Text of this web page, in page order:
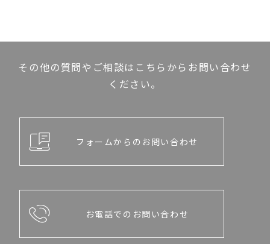
その他の質問やご相談はこちらからお問い合わせ
ください。
フォームからのお問い合わせ
お電話でのお問い合わせ